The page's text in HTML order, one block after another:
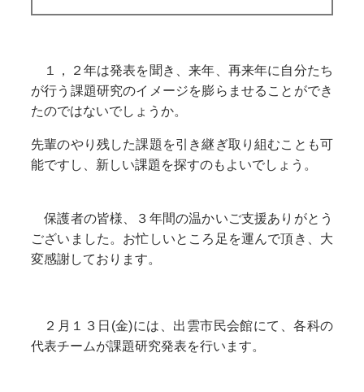
１，２年は発表を聞き、来年、再来年に自分たち
が行う課題研究のイメージを膨らませることができ
たのではないでしょうか。
先輩のやり残した課題を引き継ぎ取り組むことも可
能ですし、新しい課題を探すのもよいでしょう。
保護者の皆様、３年間の温かいご支援ありがとう
ございました。お忙しいところ足を運んで頂き、大
変感謝しております。
２月１３日(金)には、出雲市民会館にて、各科の
代表チームが課題研究発表を行います。